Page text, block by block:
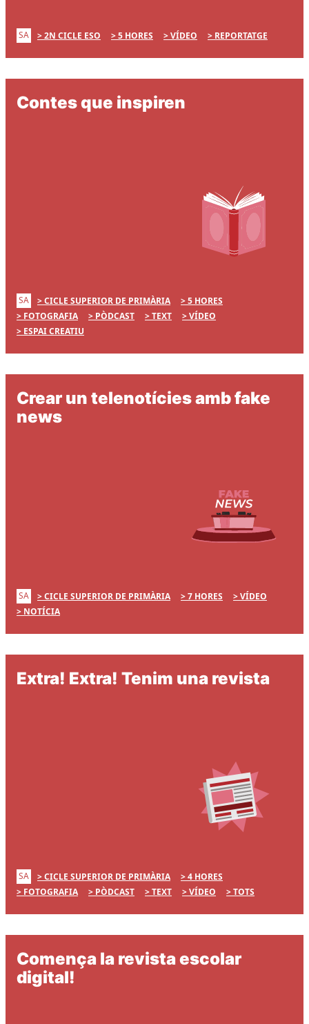
SA 2N CICLE ESO 5 HORES VÍDEO REPORTATGE
Contes que inspiren
SA CICLE SUPERIOR DE PRIMÀRIA
5 HORES
FOTOGRAFIA
PÒDCAST TEXT
VÍDEO
ESPAI CREATIU
Crear un telenotícies amb fake
news
SA CICLE SUPERIOR DE PRIMÀRIA 7 HORES
VÍDEO
NOTÍCIA
Extra! Extra! Tenim una revista
SA CICLE SUPERIOR DE PRIMÀRIA
4 HORES
FOTOGRAFIA
PÒDCAST TEXT VÍDEO TOTS
Comença la revista escolar
digital!